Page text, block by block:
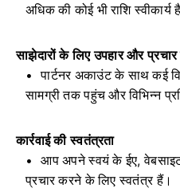
अधिक की कोई भी राशि स्वीकार्य
साझेदारों के लिए उपहार और प्रचार
पार्टनर अकाउंट के साथ कई
सामग्री तक पहुंच और विभिन्न
कार्रवाई की स्वतंत्रता
आप अपने स्वयं के ईए,
प्रचार करने के लिए स्वतंत्र हैं।